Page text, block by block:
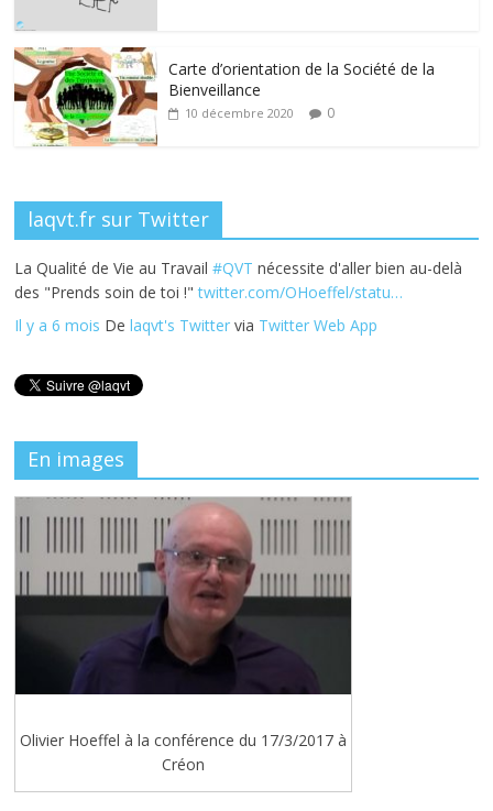
o
k
Carte d’orientation de la Société de la
Bienveillance
10 décembre 2020 0
laqvt.fr sur Twitter
La Qualité de Vie au Travail#QVT nécessite d'aller bien au-delà
des "Prends soin de toi !"twitter.com/OHoeffel/statu…
Il y a 6 mois Delaqvt's Twitter via Twitter Web App
En images
Olivier Hoeffel à la conférence du 17/3/2017 à
Créon